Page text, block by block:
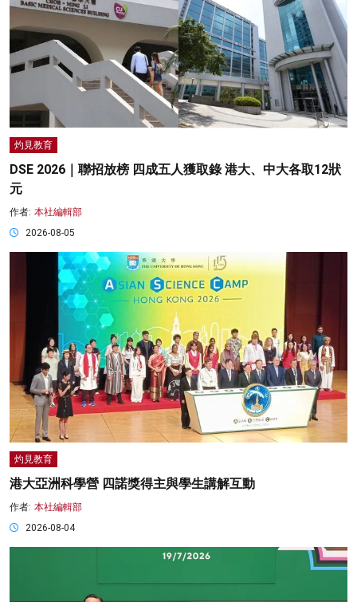
灼見教育
DSE 2026｜聯招放榜 四成五人獲取錄 港大、中大各取12狀
元
作者: 本社編輯部
2026-08-05
灼見教育
港大亞洲科學營 四諾獎得主與學生講解互動
作者: 本社編輯部
2026-08-04